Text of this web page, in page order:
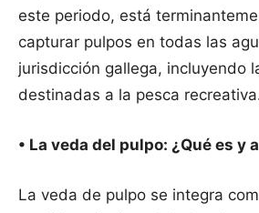
este periodo, está
capturar pulpos en todas las
jurisdicción gallega, incluyendo
destinadas a la pesca
• La veda del pulpo: ¿Qué es y
La veda de pulpo se integra